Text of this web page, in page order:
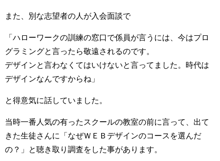
また、別な志望者の人が入会面談で
「ハローワークの訓練の窓口で係員が言うには、今はプロ
グラミングと言ったら敬遠されるのです。
デザインと言わなくてはいけないと言ってました。時代は
デザインなんですからね」
と得意気に話していました。
当時一番人気の有ったスクールの教室の前に言って、出て
きた生徒さんに「なぜＷＥＢデザインのコースを選んだ
の？」と聴き取り調査をした事があります。